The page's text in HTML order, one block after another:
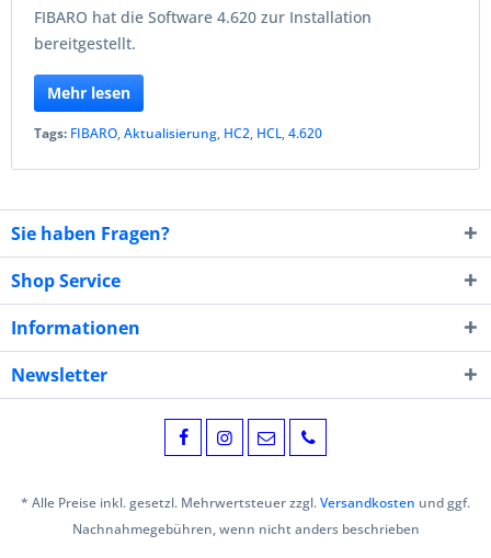
FIBARO hat die Software 4.620 zur Installation
bereitgestellt.
Mehr lesen
Tags: FIBARO,Aktualisierung, HC2, HCL,4.620
Sie haben Fragen?
Shop Service
Informationen
Newsletter
* Alle Preise inkl. gesetzl. Mehrwertsteuer zzgl.Versandkosten und ggf.
Nachnahmegebühren, wenn nicht anders beschrieben